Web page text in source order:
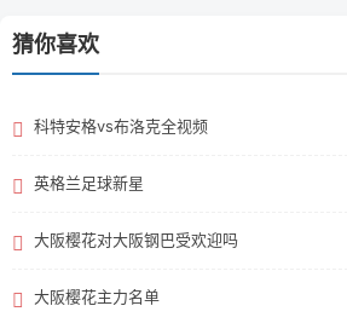
猜你喜欢
科特安格vs布洛克全视频
英格兰足球新星
大阪樱花对大阪钢巴受欢迎吗
大阪樱花主力名单